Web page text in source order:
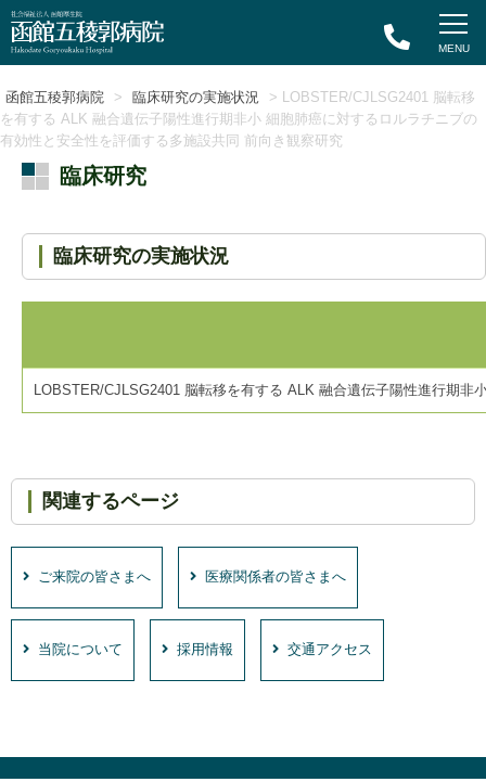
函館五稜郭病院 > 臨床研究の実施状況
> LOBSTER/CJLSG2401 脳転移
を有する ALK 融合遺伝子陽性進行期非小 細胞肺癌に対するロルラチニブの
有効性と安全性を評価する多施設共同 前向き観察研究
臨床研究
臨床研究の実施状況
LOBSTER/CJLSG2401 脳転移を有する ALK 融合遺伝子陽性進行期
関連するページ
ご来院の皆さまへ 医療関係者の皆さまへ
当院について 採用情報 交通アクセス